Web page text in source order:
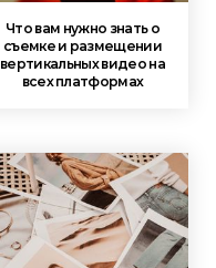
Что вам нужно знать о
съемке и размещении
вертикальных видео на
всех платформах